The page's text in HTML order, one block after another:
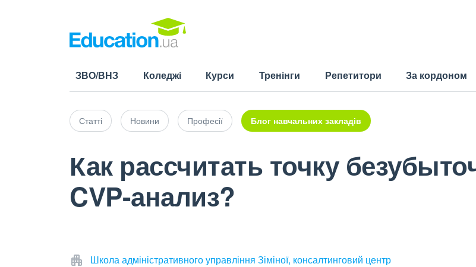
ЗВО/ВНЗ Коледжі Курси Тренінги Репетитори За кордоном
Статті Новини Професії Блог навчальних закладів
Как рассчитать точку
CVP-анализ?
Школа адміністративного управління Зіміної, консалтинговий центр